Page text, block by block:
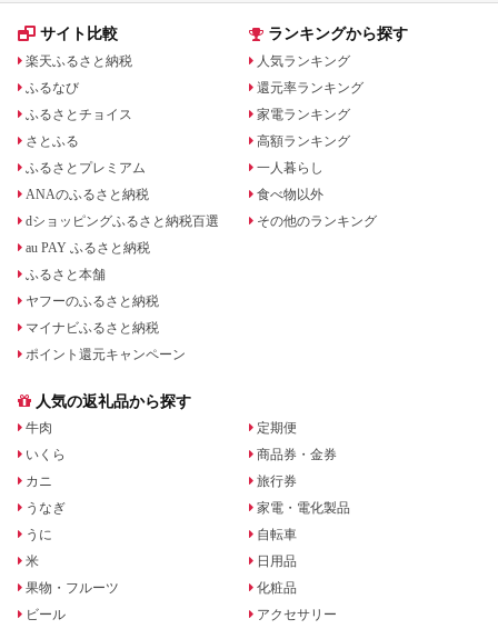
サイト比較
楽天ふるさと納税
ふるなび
ふるさとチョイス
さとふる
ふるさとプレミアム
ANAのふるさと納税
dショッピングふるさと納税百選
au PAY ふるさと納税
ふるさと本舗
ヤフーのふるさと納税
マイナビふるさと納税
ポイント還元キャンペーン
ランキングから探す
人気ランキング
還元率ランキング
家電ランキング
高額ランキング
一人暮らし
食べ物以外
その他のランキング
人気の返礼品から探す
牛肉
いくら
カニ
うなぎ
うに
米
果物・フルーツ
ビール
定期便
商品券・金券
旅行券
家電・電化製品
自転車
日用品
化粧品
アクセサリー